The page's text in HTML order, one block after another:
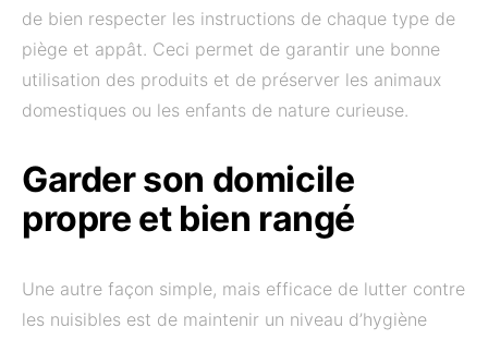
de bien respecter les instructions de chaque type de
piège et appât. Ceci permet de garantir une bonne
utilisation des produits et de préserver les animaux
domestiques ou les enfants de nature curieuse.
Garder son domicile
propre et bien rangé
Une autre façon simple, mais efficace de lutter contre
les nuisibles est de maintenir un niveau d’hygiène